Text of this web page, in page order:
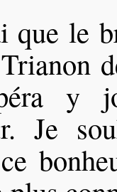
que le
y
Je